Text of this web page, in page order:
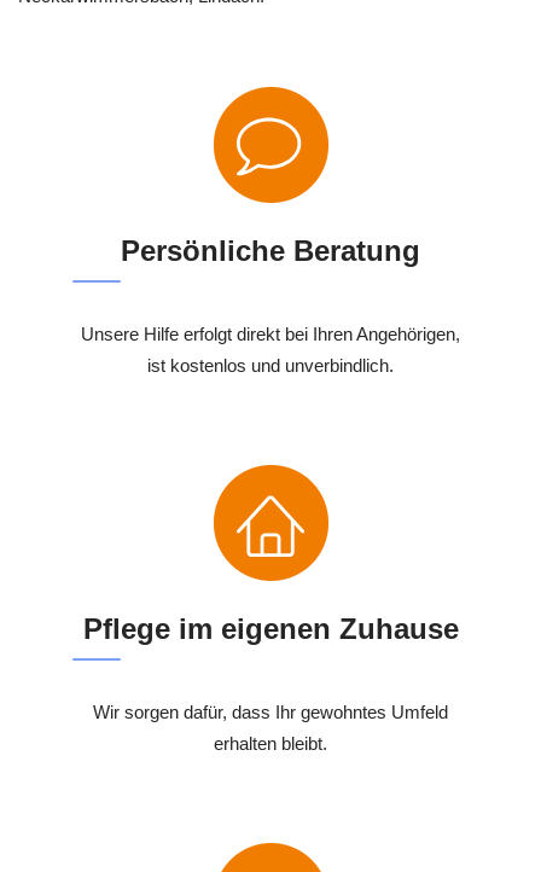
Persönliche Beratung
Unsere Hilfe erfolgt direkt bei Ihren Angehörigen,
ist kostenlos und unverbindlich.
Pflege im eigenen Zuhause
Wir sorgen dafür, dass Ihr gewohntes Umfeld
erhalten bleibt.